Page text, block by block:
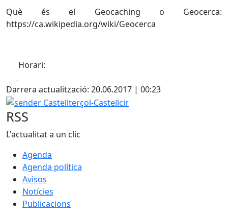
Què és el Geocaching o Geocerca:
https://ca.wikipedia.org/wiki/Geocerca
Horari:
Darrera actualització: 20.06.2017 | 00:23
sender Castellterçol-Castellcir
RSS
L'actualitat a un clic
Agenda
Agenda política
Avisos
Notícies
Publicacions